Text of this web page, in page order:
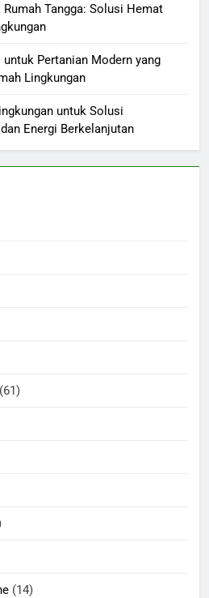
Tangga: Solusi Hemat
Pertanian Modern yang
Lingkungan
untuk Solusi
Energi Berkelanjutan
(61)
(14)